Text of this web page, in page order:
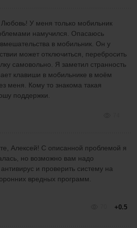
Любовь! У меня только мобильник
намучился. Опасаюсь
в мобильник. Он у
может отключиться, перебросить
самовольно. Я заметил странность
клавиши в мобильнике в моём
меня. Кому то знакома такая
поддержки.
Алексей! С описанной проблемой я
но возможно вам надо
антивирус и проверить систему на
вредных программ.
+0.5